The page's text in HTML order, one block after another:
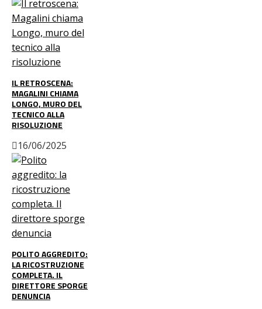
IL RETROSCENA:
MAGALINI CHIAMA
LONGO, MURO DEL
TECNICO ALLA
RISOLUZIONE
16/06/2025
POLITO AGGREDITO:
LA RICOSTRUZIONE
COMPLETA. IL
DIRETTORE SPORGE
DENUNCIA